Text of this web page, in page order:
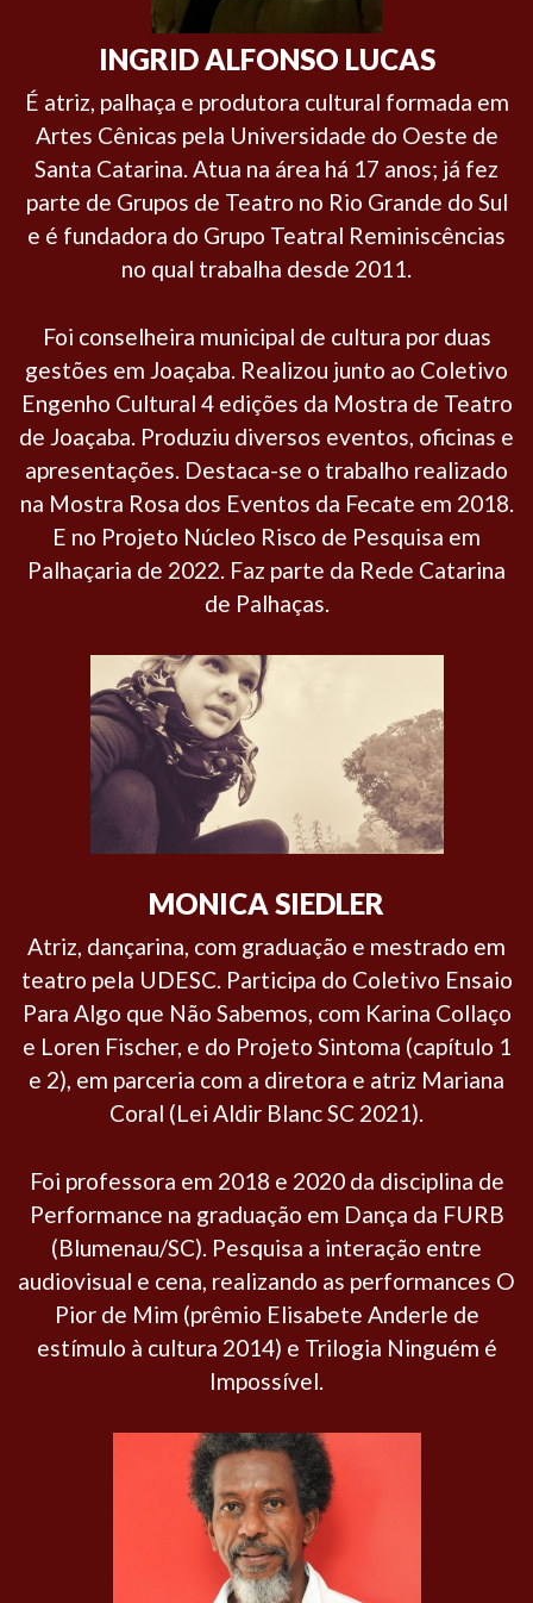
INGRID ALFONSO LUCAS
É atriz, palhaça e produtora cultural formada em
Artes Cênicas pela Universidade do Oeste de
Santa Catarina. Atua na área há 17 anos; já fez
parte de Grupos de Teatro no Rio Grande do Sul
e é fundadora do Grupo Teatral Reminiscências
no qual trabalha desde 2011.
Foi conselheira municipal de cultura por duas
gestões em Joaçaba. Realizou junto ao Coletivo
Engenho Cultural 4 edições da Mostra de Teatro
de Joaçaba. Produziu diversos eventos, oficinas e
apresentações. Destaca-se o trabalho realizado
na Mostra Rosa dos Eventos da Fecate em 2018.
E no Projeto Núcleo Risco de Pesquisa em
Palhaçaria de 2022. Faz parte da Rede Catarina
de Palhaças.
MONICA SIEDLER
Atriz, dançarina, com graduação e mestrado em
teatro pela UDESC. Participa do Coletivo Ensaio
Para Algo que Não Sabemos, com Karina Collaço
e Loren Fischer, e do Projeto Sintoma (capítulo 1
e 2), em parceria com a diretora e atriz Mariana
Coral (Lei Aldir Blanc SC 2021).
Foi professora em 2018 e 2020 da disciplina de
Performance na graduação em Dança da FURB
(Blumenau/SC). Pesquisa a interação entre
audiovisual e cena, realizando as performances O
Pior de Mim (prêmio Elisabete Anderle de
estímulo à cultura 2014) e Trilogia Ninguém é
Impossível.